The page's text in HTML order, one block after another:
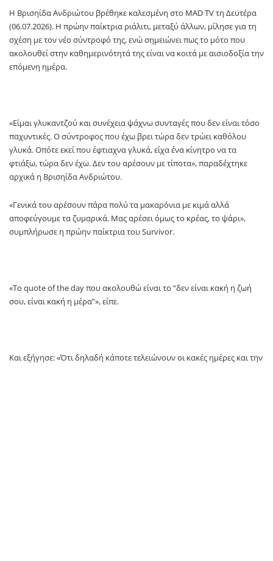
Η Βρισηίδα Ανδριώτου βρέθηκε καλεσμένη στο MAD TV τη Δευτέρα
(06.07.2026). Η πρώην παίκτρια ριάλιτι, μεταξύ άλλων, μίλησε για τη
σχέση με τον νέο σύντροφό της, ενώ σημειώνει πως το μότο που
ακολουθεί στην καθημερινότητά της είναι να κοιτά με αισιοδοξία την
επόμενη ημέρα.
«Είμαι γλυκαντζού και συνέχεια ψάχνω συνταγές που δεν είναι τόσο
παχυντικές. Ο σύντροφος που έχω βρει τώρα δεν τρώει καθόλου
γλυκά. Οπότε εκεί που έφτιαχνα γλυκά, είχα ένα κίνητρο να τα
φτιάξω, τώρα δεν έχω. Δεν του αρέσουν με τίποτα», παραδέχτηκε
αρχικά η Βρισηίδα Ανδριώτου.
«Γενικά του αρέσουν πάρα πολύ τα μακαρόνια με κιμά αλλά
αποφεύγουμε τα ζυμαρικά. Μας αρέσει όμως το κρέας, το ψάρι»,
συμπλήρωσε η πρώην παίκτρια του Survivor.
«Το quote of the day που ακολουθώ είναι το “δεν είναι κακή η ζωή
σου, είναι κακή η μέρα”», είπε.
Και εξήγησε: «Ότι δηλαδή κάποτε τελειώνουν οι κακές ημέρες και την